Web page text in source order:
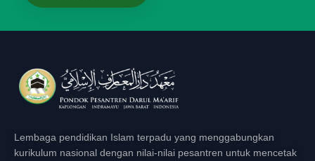
Lembaga pendidikan Islam terpadu yang menggabungkan
kurikulum nasional dengan nilai-nilai pesantren untuk mencetak